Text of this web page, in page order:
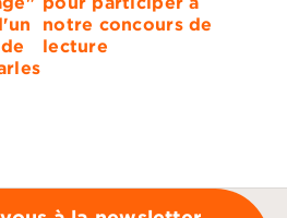
notre concours de
lecture